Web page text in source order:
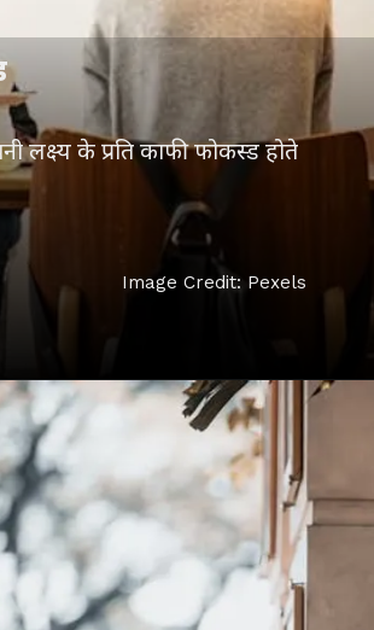
लक्ष्य के प्रति काफी फोकस्ड होते
Image Credit: Pexels